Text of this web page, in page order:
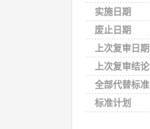
实施日期
废止日期
上次复审日期
上次复审结论
全部代替标准
标准计划